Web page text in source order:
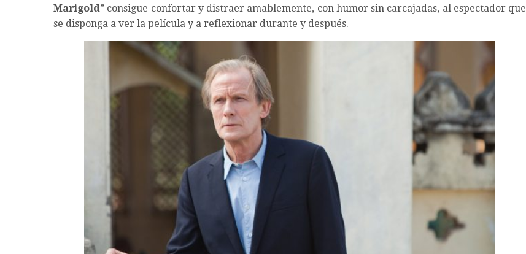
Marigold” consigue confortar y distraer amablemente, con humor sin carcajadas, al espectador que
se disponga a ver la película y a reflexionar durante y después.